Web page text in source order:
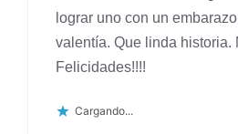
lograr uno con un
valentía. Que linda historia.
Felicidades!!!!
Cargando...